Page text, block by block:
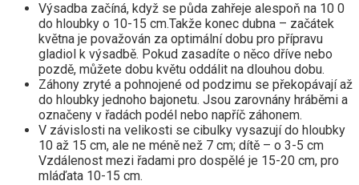
Výsadba začíná, když se půda zahřeje alespoň na 10 0
do hloubky o 10-15 cm.Takže konec dubna – začátek
května je považován za optimální dobu pro přípravu
gladiol k výsadbě. Pokud zasadíte o něco dříve nebo
pozdě, můžete dobu květu oddálit na dlouhou dobu.
Záhony zryté a pohnojené od podzimu se překopávají až
do hloubky jednoho bajonetu. Jsou zarovnány hráběmi a
označeny v řadách podél nebo napříč záhonem.
V závislosti na velikosti se cibulky vysazují do hloubky
10 až 15 cm, ale ne méně než 7 cm; dítě – o 3-5 cm
Vzdálenost mezi řadami pro dospělé je 15-20 cm, pro
mláďata 10-15 cm.